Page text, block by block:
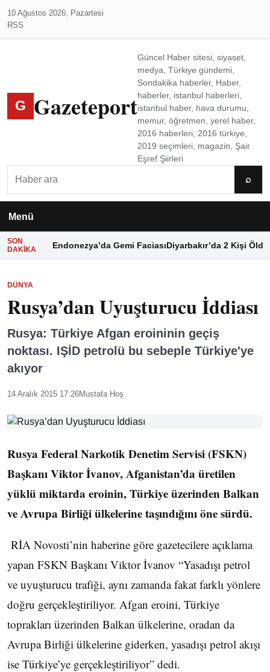
10 Ağustos 2026, Pazartesi
RSS
G Gazeteport
Güncel Haber sitesi, siyaset,
medya, Türkiye gündemi,
Sondakika haberler, Haber,
haberler, istanbul haberleri,
istanbul haber, hava durumu,
memur, öğretmen, yerel haber,
2016 haberleri, 2016 türkiye,
2019 seçimleri, magazin, Şair
Eşref Şiirleri
⌕
Menü
SON
DAKIKA
Endonezya’da Gemi FaciasıDiyarbakır’da 2 Kişi Öldü
DÜNYA
Rusya’dan Uyuşturucu İddiası
Rusya: Türkiye Afgan eroininin geçiş
noktası. IŞİD petrolü bu sebeple Türkiye'ye
akıyor
14 Aralık 2015 17:26Mustafa Hoş
Rusya Federal Narkotik Denetim Servisi (FSKN)
Başkanı Viktor İvanov, Afganistan’da üretilen
yüklü miktarda eroinin, Türkiye üzerinden Balkan
ve Avrupa Birliği ülkelerine taşındığını öne sürdü.
RİA Novosti’nin haberine göre gazetecilere açıklama
yapan FSKN Başkanı Viktor İvanov “Yasadışı petrol
ve uyuşturucu trafiği, aynı zamanda fakat farklı yönlere
doğru gerçekleştiriliyor. Afgan eroini, Türkiye
toprakları üzerinden Balkan ülkelerine, oradan da
Avrupa Birliği ülkelerine giderken, yasadışı petrol akışı
ise Türkiye’ye gerçekleştiriliyor” dedi.